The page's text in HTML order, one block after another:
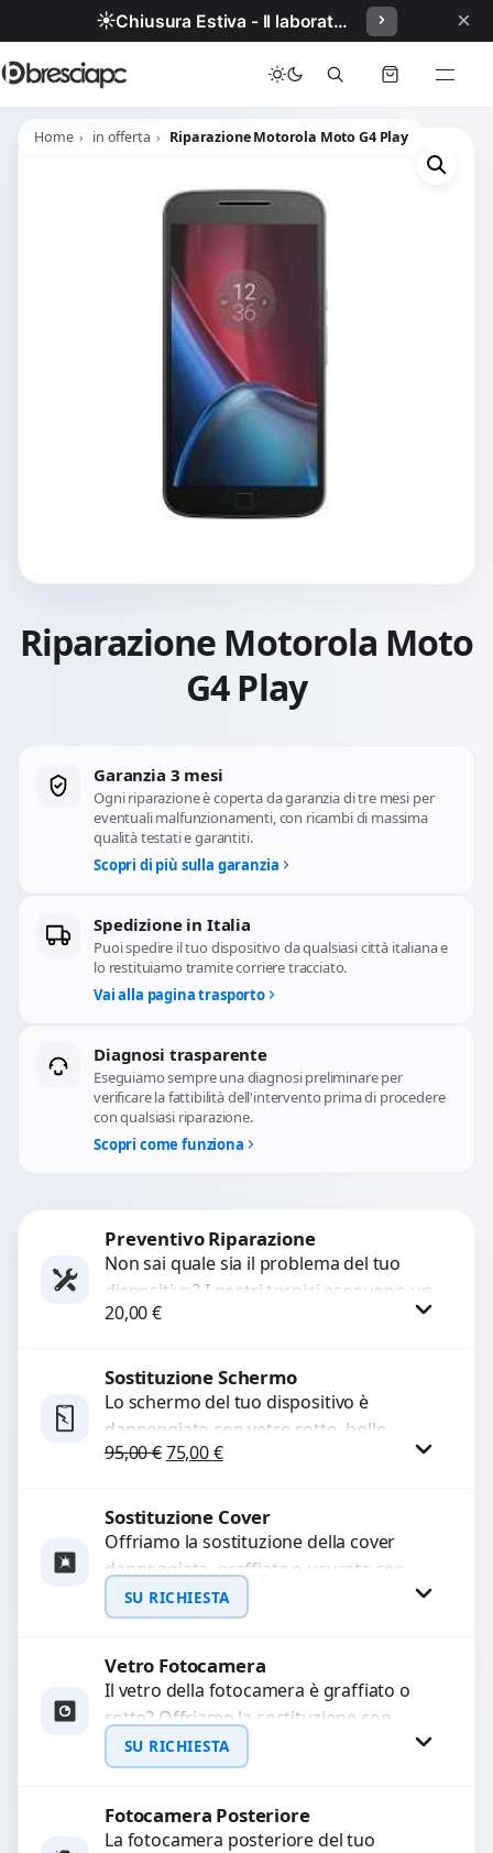
☀️ Chiusura Estiva - Il laboratorio resterà chiuso per ferie dal 29/06/2026 al 05/07/2026 compresi. ×
Home in offerta Riparazione Motorola Moto G4 Play
Riparazione Motorola Moto
G4 Play
Garanzia 3 mesi
Ogni riparazione è coperta da garanzia di tre mesi per
eventuali malfunzionamenti, con ricambi di massima
qualità testati e garantiti.
Scopri di più sulla garanzia
Spedizione in Italia
Puoi spedire il tuo dispositivo da qualsiasi città italiana e
lo restituiamo tramite corriere tracciato.
Vai alla pagina trasporto
Diagnosi trasparente
Eseguiamo sempre una diagnosi preliminare per
verificare la fattibilità dell'intervento prima di procedere
con qualsiasi riparazione.
Scopri come funziona
Preventivo Riparazione
Non sai quale sia il problema del tuo
dispositivo? I nostri tecnici eseguono un
check-up completo con strumenti
20,00€
Procedi
Sostituzione Schermo
Lo schermo del tuo dispositivo è
danneggiato con vetro rotto, bolle,
macchie, schermo nero o pixel morti?
95,00€Il prezzo originale era: 95,00 €.
75,00€Il prezzo attuale è: 75,00 €.
Procedi
Sostituzione Cover
Offriamo la sostituzione della cover
danneggiata, graffiata o usurata con
ricambi di alta qualità e garantiti.
Ripristiniamo l’aspetto estetico e...
SU RICHIESTA
Richiedi Preventivo
WhatsApp
Vetro Fotocamera
Il vetro della fotocamera è graffiato o
rotto? Offriamo la sostituzione con
ricambi di alta qualità garantiti per 3
mesi....
SU RICHIESTA
Richiedi Preventivo
Fotocamera Posteriore
La fotocamera posteriore del tuo